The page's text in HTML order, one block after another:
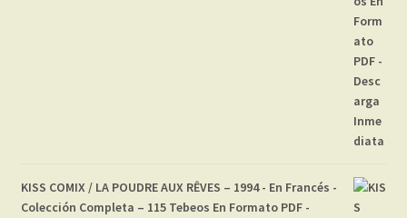
KISS COMIX / LA POUDRE AUX RÊVES – 1994 - En Francés -
Colección Completa – 115 Tebeos En Formato PDF -